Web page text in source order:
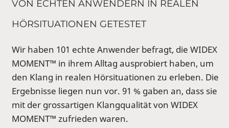
VON ECHTEN ANWENDERN IN REALEN
HÖRSITUATIONEN GETESTET
Wir haben 101 echte Anwender befragt, die WIDEX
MOMENT™ in ihrem Alltag ausprobiert haben, um
den Klang in realen Hörsituationen zu erleben. Die
Ergebnisse liegen nun vor. 91 % gaben an, dass sie
mit der grossartigen Klangqualität von WIDEX
MOMENT™ zufrieden waren.